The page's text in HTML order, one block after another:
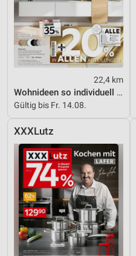
22,4 km
Wohnideen so individuell wie du!
Gültig bis Fr. 14.08.
XXXLutz